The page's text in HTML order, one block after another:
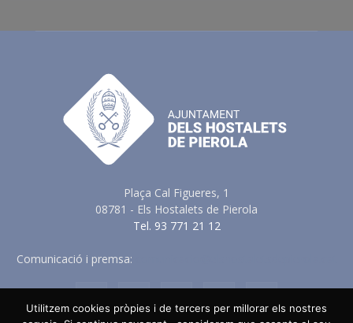
Plaça Cal Figueres, 1
08781 - Els Hostalets de Pierola
Tel. 93 771 21 12
Comunicació i premsa:
Utilitzem cookies pròpies i de tercers per millorar els nostres